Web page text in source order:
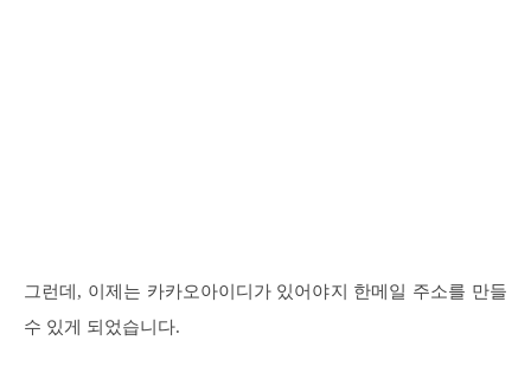
그런데, 이제는 카카오아이디가 있어야지 한메일 주소를 만들
수 있게 되었습니다.